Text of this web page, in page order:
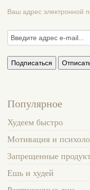
Ваш адрес электронной
Популярное
Худеем быстро
Мотивация и
Запрещенные
Ешь и худей